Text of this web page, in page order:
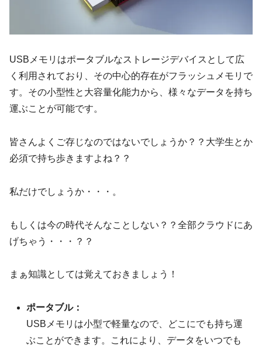
USBメモリはポータブルなストレージデバイスとして広
く利用されており、その中心的存在がフラッシュメモリで
す。その小型性と大容量化能力から、様々なデータを持ち
運ぶことが可能です。
皆さんよくご存じなのではないでしょうか？？大学生とか
必須で持ち歩きますよね？？
私だけでしょうか・・・。
もしくは今の時代そんなことしない？？全部クラウドにあ
げちゃう・・・？？
まぁ知識としては覚えておきましょう！
ポータブル：
USBメモリは小型で軽量なので、どこにでも持ち運
ぶことができます。これにより、データをいつでも